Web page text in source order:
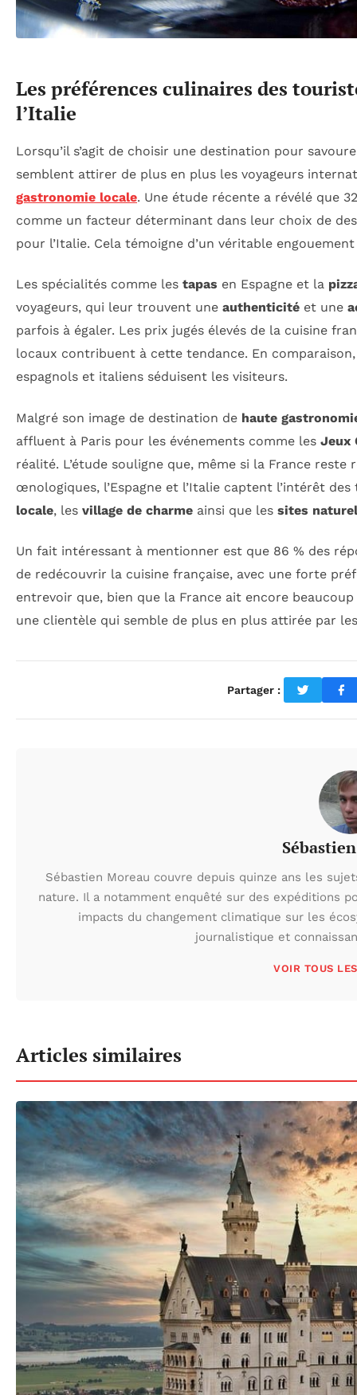
Les préférences culinaires des
l’Italie
Lorsqu’il s’agit de choisir une destination pour
semblent attirer de plus en plus les voyageurs
gastronomie locale. Une étude récente a révélé que
comme un facteur déterminant dans leur choix de
pour l’Italie. Cela témoigne d’un véritable
Les spécialités comme les tapas en Espagne et la
voyageurs, qui leur trouvent une authenticité et une
parfois à égaler. Les prix jugés élevés de la cuisine
locaux contribuent à cette tendance. En
espagnols et italiens séduisent les visiteurs.
Malgré son image de destination de haute
affluent à Paris pour les événements comme les Jeux
réalité. L’étude souligne que, même si la France
œnologiques, l’Espagne et l’Italie captent l’intérêt
locale, les village de charme ainsi que les sites
Un fait intéressant à mentionner est que 86 % des
de redécouvrir la cuisine française, avec une forte
entrevoir que, bien que la France ait encore
une clientèle qui semble de plus en plus attirée par
Partager :
Sébastien Moreau couvre depuis quinze ans les
nature. Il a notamment enquêté sur des expéditions
impacts du changement climatique sur les
journalistique et
VOIR TOUS
Articles similaires